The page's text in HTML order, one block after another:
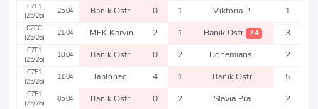
CZE1
(25/26)
25.04 Banik Ostr 0 1 Viktoria P 1
CZEC
(25/26)
21.04 MFK Karvin 2 1 Banik Ostr 74 3
CZE1
(25/26)
18.04 Banik Ostr 0 2 Bohemians 2
CZE1
(25/26)
11.04 Jablonec 4 1 Banik Ostr 5
CZE1
(25/26)
05.04 Banik Ostr 0 2 Slavia Pra 2